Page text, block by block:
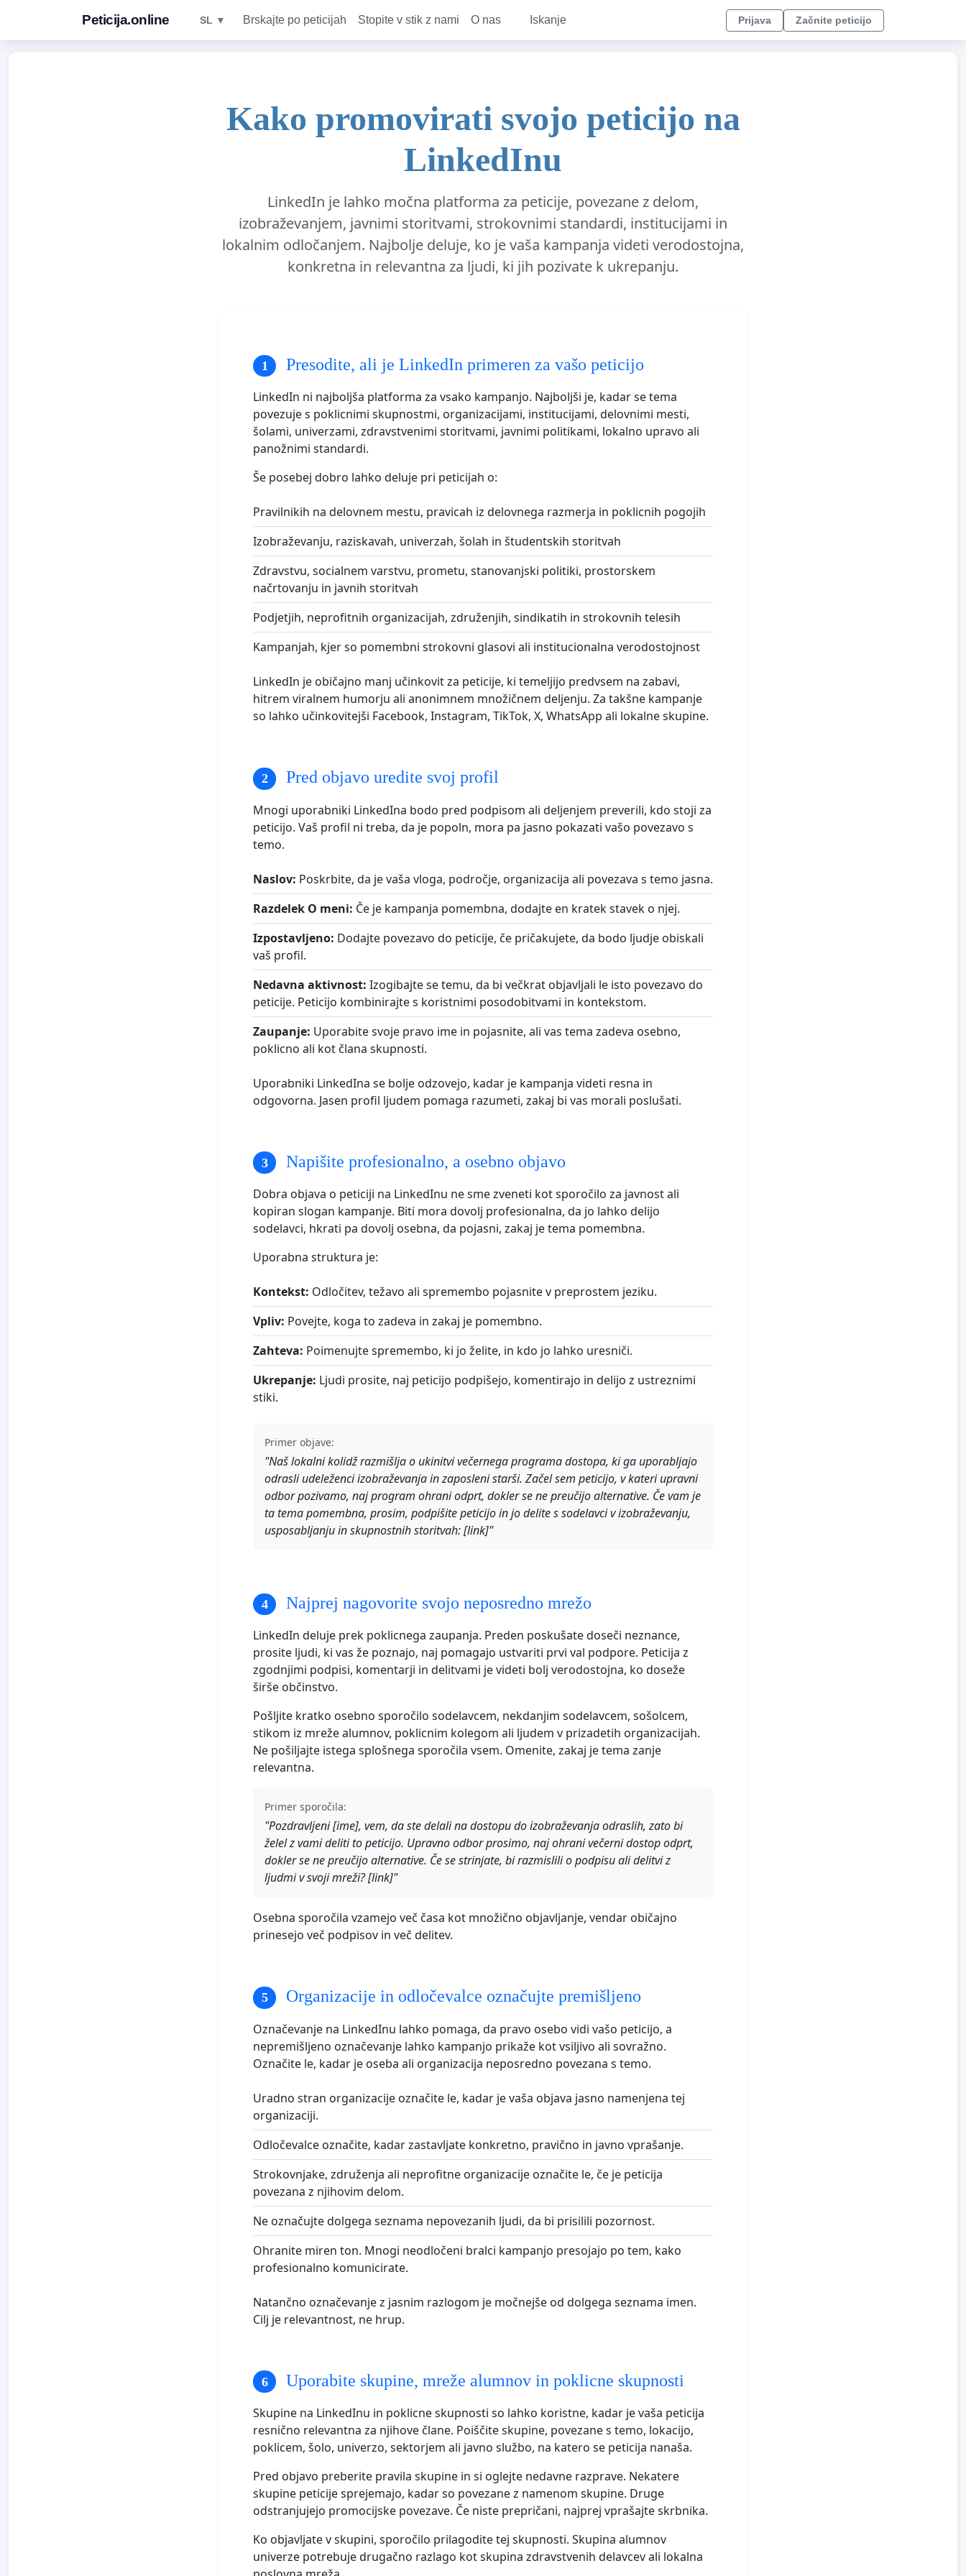
Peticija.online SL ▼ Brskajte po peticijah Stopite v stik z nami O nas Iskanje Prijava Začnite peticijo
Kako promovirati svojo peticijo na
LinkedInu
LinkedIn je lahko močna platforma za peticije, povezane z delom,
izobraževanjem, javnimi storitvami, strokovnimi standardi, institucijami in
lokalnim odločanjem. Najbolje deluje, ko je vaša kampanja videti verodostojna,
konkretna in relevantna za ljudi, ki jih pozivate k ukrepanju.
Presodite, ali je LinkedIn primeren za vašo peticijo
LinkedIn ni najboljša platforma za vsako kampanjo. Najboljši je, kadar se tema
povezuje s poklicnimi skupnostmi, organizacijami, institucijami, delovnimi mesti,
šolami, univerzami, zdravstvenimi storitvami, javnimi politikami, lokalno upravo ali
panožnimi standardi.
Še posebej dobro lahko deluje pri peticijah o:
Pravilnikih na delovnem mestu, pravicah iz delovnega razmerja in poklicnih pogojih
Izobraževanju, raziskavah, univerzah, šolah in študentskih storitvah
Zdravstvu, socialnem varstvu, prometu, stanovanjski politiki, prostorskem
načrtovanju in javnih storitvah
Podjetjih, neprofitnih organizacijah, združenjih, sindikatih in strokovnih telesih
Kampanjah, kjer so pomembni strokovni glasovi ali institucionalna verodostojnost
LinkedIn je običajno manj učinkovit za peticije, ki temeljijo predvsem na zabavi,
hitrem viralnem humorju ali anonimnem množičnem deljenju. Za takšne kampanje
so lahko učinkovitejši Facebook, Instagram, TikTok, X, WhatsApp ali lokalne skupine.
Pred objavo uredite svoj profil
Mnogi uporabniki LinkedIna bodo pred podpisom ali deljenjem preverili, kdo stoji za
peticijo. Vaš profil ni treba, da je popoln, mora pa jasno pokazati vašo povezavo s
temo.
Naslov: Poskrbite, da je vaša vloga, področje, organizacija ali povezava s temo jasna.
Razdelek O meni: Če je kampanja pomembna, dodajte en kratek stavek o njej.
Izpostavljeno: Dodajte povezavo do peticije, če pričakujete, da bodo ljudje obiskali
vaš profil.
Nedavna aktivnost: Izogibajte se temu, da bi večkrat objavljali le isto povezavo do
peticije. Peticijo kombinirajte s koristnimi posodobitvami in kontekstom.
Zaupanje: Uporabite svoje pravo ime in pojasnite, ali vas tema zadeva osebno,
poklicno ali kot člana skupnosti.
Uporabniki LinkedIna se bolje odzovejo, kadar je kampanja videti resna in
odgovorna. Jasen profil ljudem pomaga razumeti, zakaj bi vas morali poslušati.
Napišite profesionalno, a osebno objavo
Dobra objava o peticiji na LinkedInu ne sme zveneti kot sporočilo za javnost ali
kopiran slogan kampanje. Biti mora dovolj profesionalna, da jo lahko delijo
sodelavci, hkrati pa dovolj osebna, da pojasni, zakaj je tema pomembna.
Uporabna struktura je:
Kontekst: Odločitev, težavo ali spremembo pojasnite v preprostem jeziku.
Vpliv: Povejte, koga to zadeva in zakaj je pomembno.
Zahteva: Poimenujte spremembo, ki jo želite, in kdo jo lahko uresniči.
Ukrepanje: Ljudi prosite, naj peticijo podpišejo, komentirajo in delijo z ustreznimi
stiki.
Primer objave:
"Naš lokalni kolidž razmišlja o ukinitvi večernega programa dostopa, ki ga uporabljajo
odrasli udeleženci izobraževanja in zaposleni starši. Začel sem peticijo, v kateri upravni
odbor pozivamo, naj program ohrani odprt, dokler se ne preučijo alternative. Če vam je
ta tema pomembna, prosim, podpišite peticijo in jo delite s sodelavci v izobraževanju,
usposabljanju in skupnostnih storitvah: [link]"
Najprej nagovorite svojo neposredno mrežo
LinkedIn deluje prek poklicnega zaupanja. Preden poskušate doseči neznance,
prosite ljudi, ki vas že poznajo, naj pomagajo ustvariti prvi val podpore. Peticija z
zgodnjimi podpisi, komentarji in delitvami je videti bolj verodostojna, ko doseže
širše občinstvo.
Pošljite kratko osebno sporočilo sodelavcem, nekdanjim sodelavcem, sošolcem,
stikom iz mreže alumnov, poklicnim kolegom ali ljudem v prizadetih organizacijah.
Ne pošiljajte istega splošnega sporočila vsem. Omenite, zakaj je tema zanje
relevantna.
Primer sporočila:
"Pozdravljeni [ime], vem, da ste delali na dostopu do izobraževanja odraslih, zato bi
želel z vami deliti to peticijo. Upravno odbor prosimo, naj ohrani večerni dostop odprt,
dokler se ne preučijo alternative. Če se strinjate, bi razmislili o podpisu ali delitvi z
ljudmi v svoji mreži? [link]"
Osebna sporočila vzamejo več časa kot množično objavljanje, vendar običajno
prinesejo več podpisov in več delitev.
Organizacije in odločevalce označujte premišljeno
Označevanje na LinkedInu lahko pomaga, da pravo osebo vidi vašo peticijo, a
nepremišljeno označevanje lahko kampanjo prikaže kot vsiljivo ali sovražno.
Označite le, kadar je oseba ali organizacija neposredno povezana s temo.
Uradno stran organizacije označite le, kadar je vaša objava jasno namenjena tej
organizaciji.
Odločevalce označite, kadar zastavljate konkretno, pravično in javno vprašanje.
Strokovnjake, združenja ali neprofitne organizacije označite le, če je peticija
povezana z njihovim delom.
Ne označujte dolgega seznama nepovezanih ljudi, da bi prisilili pozornost.
Ohranite miren ton. Mnogi neodločeni bralci kampanjo presojajo po tem, kako
profesionalno komunicirate.
Natančno označevanje z jasnim razlogom je močnejše od dolgega seznama imen.
Cilj je relevantnost, ne hrup.
Uporabite skupine, mreže alumnov in poklicne skupnosti
Skupine na LinkedInu in poklicne skupnosti so lahko koristne, kadar je vaša peticija
resnično relevantna za njihove člane. Poiščite skupine, povezane s temo, lokacijo,
poklicem, šolo, univerzo, sektorjem ali javno službo, na katero se peticija nanaša.
Pred objavo preberite pravila skupine in si oglejte nedavne razprave. Nekatere
skupine peticije sprejemajo, kadar so povezane z namenom skupine. Druge
odstranjujejo promocijske povezave. Če niste prepričani, najprej vprašajte skrbnika.
Ko objavljate v skupini, sporočilo prilagodite tej skupnosti. Skupina alumnov
univerze potrebuje drugačno razlago kot skupina zdravstvenih delavcev ali lokalna